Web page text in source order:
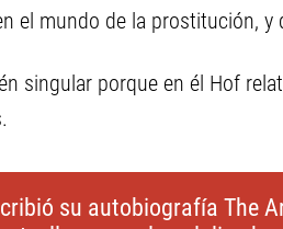
el mundo de la prostitución, y
singular porque en él Hof
su autobiografía The